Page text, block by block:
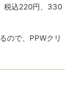
税込220円、330
ので、PPWクリ